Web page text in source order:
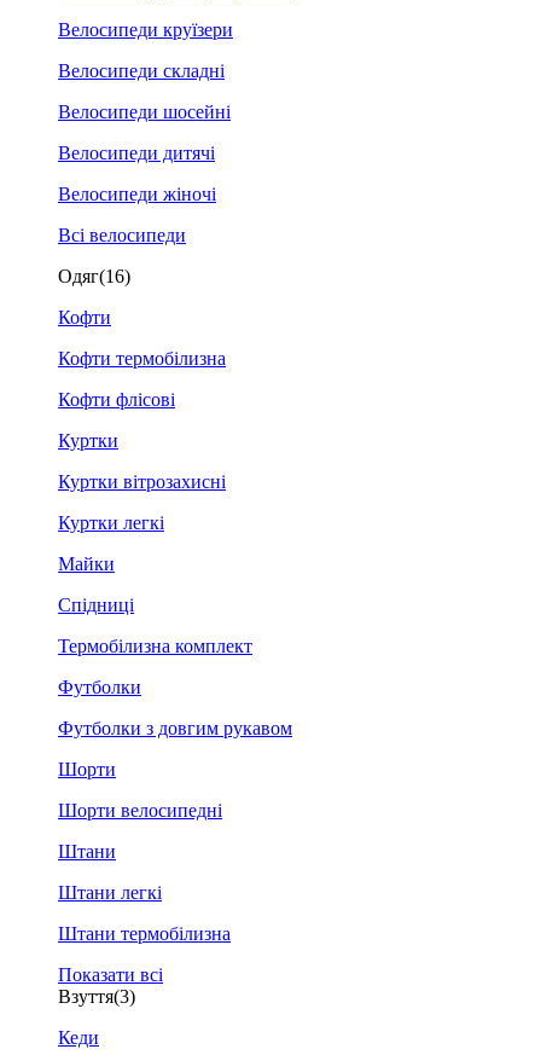
Велосипеди круїзери
Велосипеди складні
Велосипеди шосейні
Велосипеди дитячі
Велосипеди жіночі
Всі велосипеди
Одяг(16)
Кофти
Кофти термобілизна
Кофти флісові
Куртки
Куртки вітрозахисні
Куртки легкі
Майки
Спідниці
Термобілизна комплект
Футболки
Футболки з довгим рукавом
Шорти
Шорти велосипедні
Штани
Штани легкі
Штани термобілизна
Показати всі
Взуття(3)
Кеди